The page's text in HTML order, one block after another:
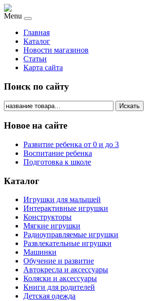
Menu
Главная
Каталог
Новости магазинов
Статьи
Карта сайта
Поиск по сайту
Искать
Новое на сайте
Развитие ребенка от 0 и до 3
Воспитание ребенка
Подготовка к школе
Каталог
Игрушки для малышей
Интерактивные игрушки
Конструкторы
Мягкие игрушки
Радиоуправляемые игрушки
Развлекательные игрушки
Машинки
Обучение и развитие
Автокресла и аксессуары
Коляски и аксессуары
Книги для родителей
Детская одежда